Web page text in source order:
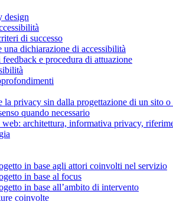
design
di successo
una dichiarazione di accessibilità
e procedura di attuazione
la privacy sin dalla progettazione di un sito
quando necessario
web: architettura, informativa privacy,
in base agli attori coinvolti nel servizio
in base al focus
in base all’ambito di intervento
coinvolte